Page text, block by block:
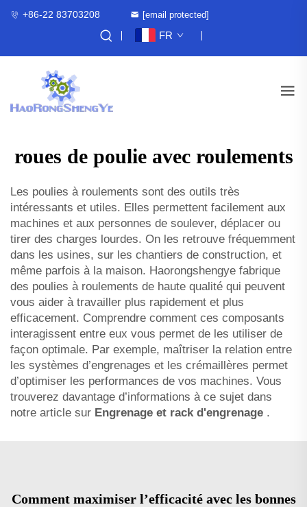
+86-22 83703208 [email protected]
FR
roues de poulie avec roulements
Les poulies à roulements sont des outils très
intéressants et utiles. Elles permettent facilement aux
machines et aux personnes de soulever, déplacer ou
tirer des charges lourdes. On les retrouve fréquemment
dans les usines, sur les chantiers de construction, et
même parfois à la maison. Haorongshengye fabrique
des poulies à roulements de haute qualité qui peuvent
vous aider à travailler plus rapidement et plus
efficacement. Comprendre comment ces composants
interagissent entre eux vous permet de les utiliser de
façon optimale. Par exemple, maîtriser la relation entre
les systèmes d’engrenages et les crémaillères permet
d’optimiser les performances de vos machines. Vous
trouverez davantage d’informations à ce sujet dans
notre article sur Engrenage et rack d'engrenage .
Comment maximiser l’efficacité avec les bonnes